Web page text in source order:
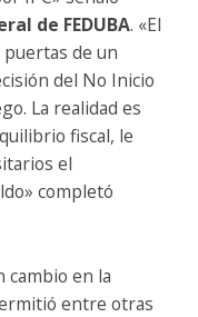
de FEDUBA. «El
de un
del No Inicio
La realidad es
fiscal, le
el
completó
cambio en la
entre otras